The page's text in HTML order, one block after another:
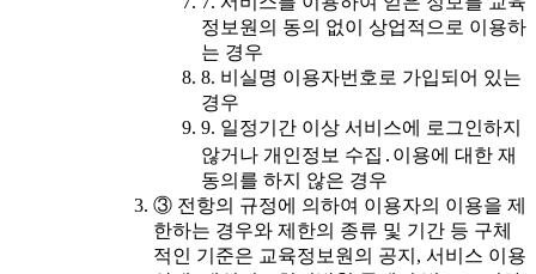
정보원의 동의 없이 상업적으로 이용하
는 경우
8. 비실명 이용자번호로 가입되어 있는
경우
9. 일정기간 이상 서비스에 로그인하지
않거나 개인정보 수집․이용에 대한 재
동의를 하지 않은 경우
③ 전항의 규정에 의하여 이용자의 이용을 제
한하는 경우와 제한의 종류 및 기간 등 구체
적인 기준은 교육정보원의 공지, 서비스 이용